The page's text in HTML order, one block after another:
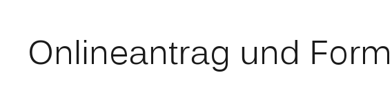
Onlineantrag und